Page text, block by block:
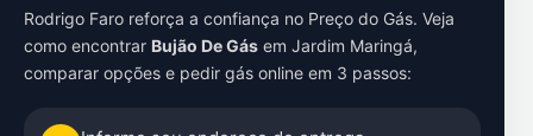
Rodrigo Faro reforça a confiança no Preço do Gás. Veja
como encontrar Bujão De Gás em Jardim Maringá,
comparar opções e pedir gás online em 3 passos: